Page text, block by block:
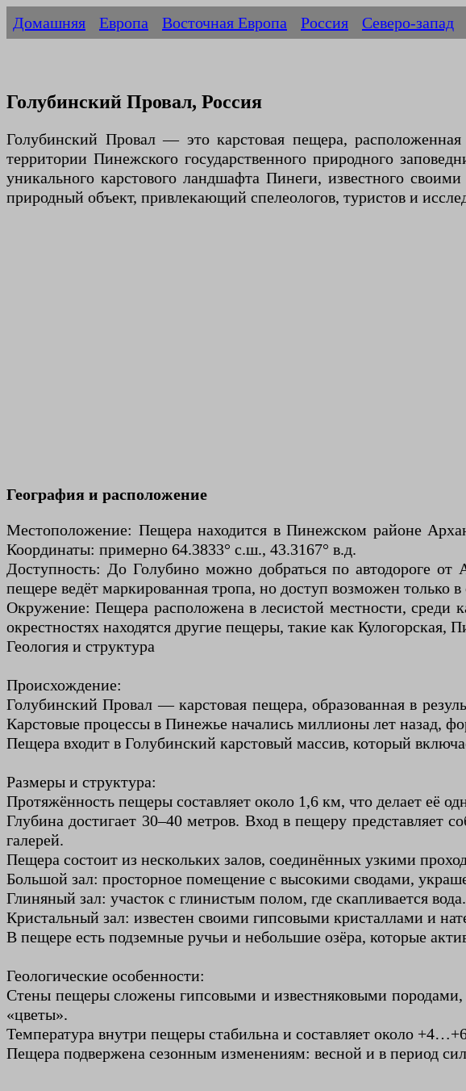
Домашняя Европа Восточная Европа Россия Северо-запад
Голубинский Провал, Россия
Голубинский Провал — это карстовая пещера,
территории Пинежского государственного природного
уникального карстового ландшафта Пинеги, известного
природный объект, привлекающий спелеологов, туристов и
География и расположение
Местоположение: Пещера находится в Пинежском районе
Координаты: примерно 64.3833° с.ш., 43.3167° в.д.
Доступность: До Голубино можно добраться по автодороге
пещере ведёт маркированная тропа, но доступ возможен только
Окружение: Пещера расположена в лесистой местности, среди
окрестностях находятся другие пещеры, такие как Кулогорская,
Геология и структура
Происхождение:
Голубинский Провал — карстовая пещера, образованная в
Карстовые процессы в Пинежье начались миллионы лет назад,
Пещера входит в Голубинский карстовый массив, который
Размеры и структура:
Протяжённость пещеры составляет около 1,6 км, что делает её
Глубина достигает 30–40 метров. Вход в пещеру представляет
галерей.
Пещера состоит из нескольких залов, соединённых узкими
Большой зал: просторное помещение с высокими сводами,
Глиняный зал: участок с глинистым полом, где скапливается вода.
Кристальный зал: известен своими гипсовыми кристаллами и
В пещере есть подземные ручьи и небольшие озёра, которые
Геологические особенности:
Стены пещеры сложены гипсовыми и известняковыми
«цветы».
Температура внутри пещеры стабильна и составляет около
Пещера подвержена сезонным изменениям: весной и в период